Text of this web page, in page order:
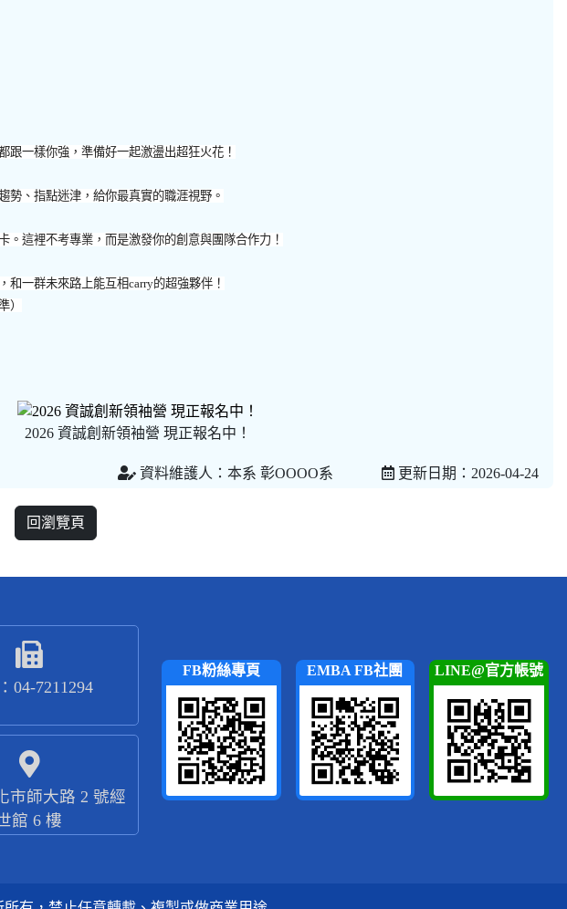
跟一樣你強，準備好一起激盪出超狂火花！
勢、指點迷津，給你最真實的職涯視野。
這裡不考專業，而是激發你的創意與團隊合作力！
和一群未來路上能互相carry的超強夥伴！
）
2026 資誠創新領袖營 現正報名中！
資料維護人：本系 彰OOOO系 更新日期：2026-04-24
回瀏覽頁
04-7211294
市師大路 2 號經
館 6 樓
FB粉絲專頁 EMBA FB社團 LINE@官方帳號